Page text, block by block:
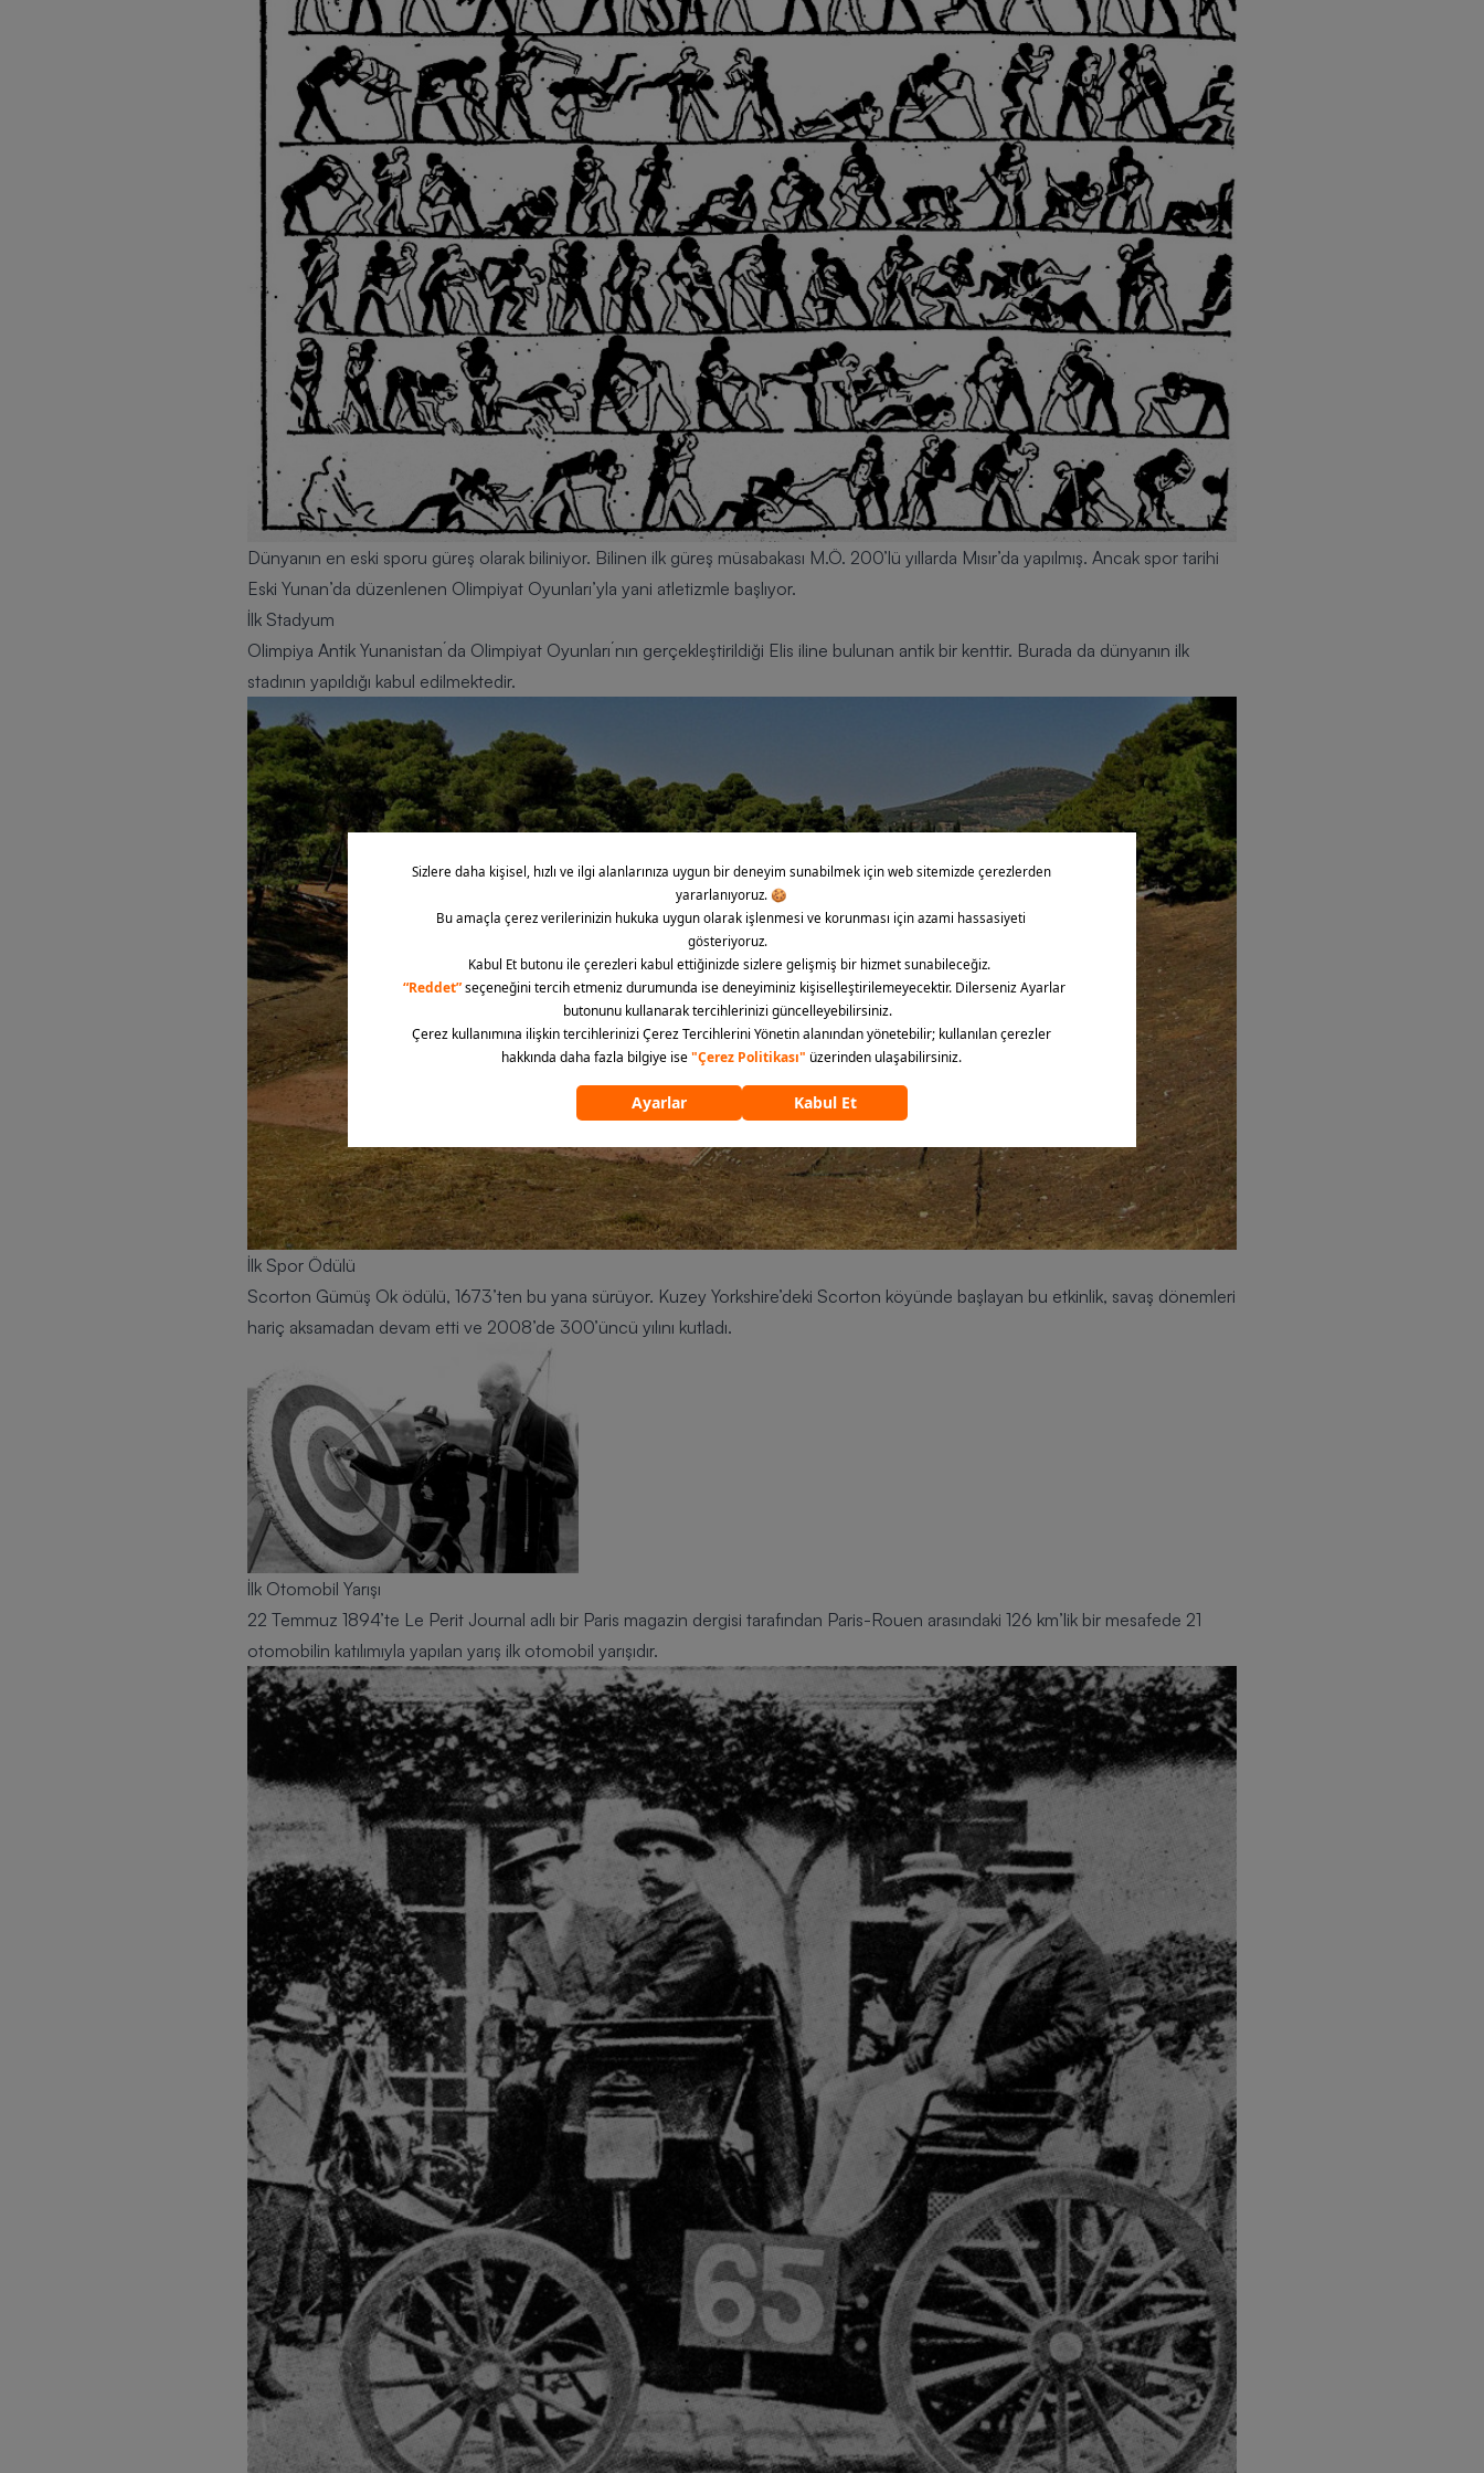
Dünyanın en eski sporu güreş olarak biliniyor. Bilinen ilk güreş müsabakası M.Ö. 200’lü yıllarda Mısır’da yapılmış. Ancak spor tarihi
Eski Yunan’da düzenlenen Olimpiyat Oyunları’yla yani atletizmle başlıyor.
İlk Stadyum
Olimpiya Antik Yunanistan´da Olimpiyat Oyunları´nın gerçekleştirildiği Elis iline bulunan antik bir kenttir. Burada da dünyanın ilk
stadının yapıldığı kabul edilmektedir.
İlk Spor Ödülü
Scorton Gümüş Ok ödülü, 1673’ten bu yana sürüyor. Kuzey Yorkshire’deki Scorton köyünde başlayan bu etkinlik, savaş dönemleri
hariç aksamadan devam etti ve 2008’de 300’üncü yılını kutladı.
İlk Otomobil Yarışı
22 Temmuz 1894’te Le Perit Journal adlı bir Paris magazin dergisi tarafından Paris-Rouen arasındaki 126 km’lik bir mesafede 21
otomobilin katılımıyla yapılan yarış ilk otomobil yarışıdır.